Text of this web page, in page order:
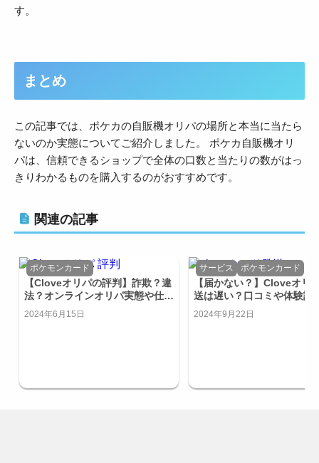
す。
まとめ
この記事では、ポケカの自販機オリパの場所と本当に当たら
ないのか実態についてご紹介しました。 ポケカ自販機オリ
パは、信頼できるショップで全体の口数と当たりの数がはっ
きりわかるものを購入するのがおすすめです。
関連の記事
【Cloveオリパの評判】詐欺？違
法？オンラインオリパ実態や仕組
みをご紹介！
2024年6月15日
ポケモンカード
【届かない？】Cloveオリ
送は遅い？口コミや体験談
介！
2024年9月22日
サービス ポケモンカード